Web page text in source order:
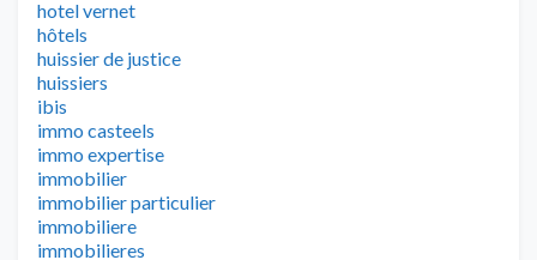
hotel vernet
hôtels
huissier de justice
huissiers
ibis
immo casteels
immo expertise
immobilier
immobilier particulier
immobiliere
immobilieres